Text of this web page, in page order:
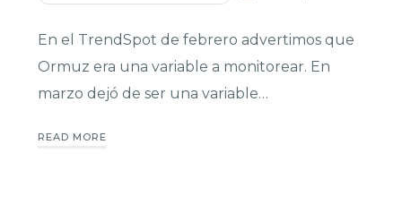
En el TrendSpot de febrero advertimos que
Ormuz era una variable a monitorear. En
marzo dejó de ser una variable…
READ MORE